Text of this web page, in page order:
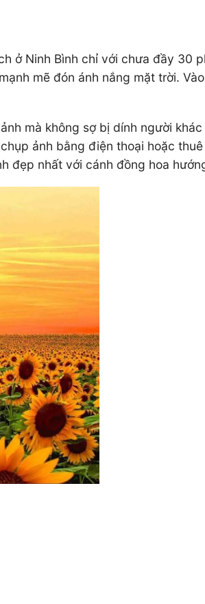
ở Ninh Bình chỉ với chưa đầy 30
mẽ đón ánh nắng mặt trời.
mà không sợ bị dính người
ảnh bằng điện thoại hoặc
đẹp nhất với cánh đồng hoa